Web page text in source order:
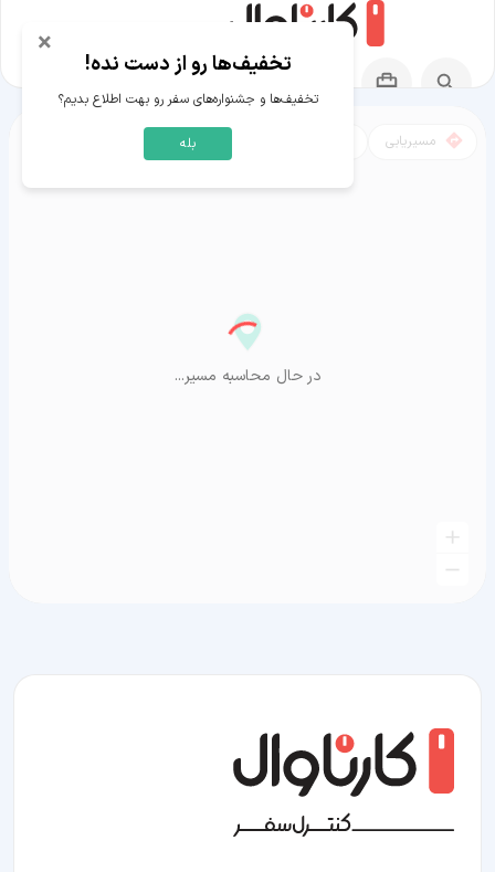
مسیریابی
در حال محاسبه مسیر...
× تخفیف‌ها رو از دست نده!
تخفیف‌ها و جشنواره‌های سفر رو بهت اطلاع بدیم؟
بله